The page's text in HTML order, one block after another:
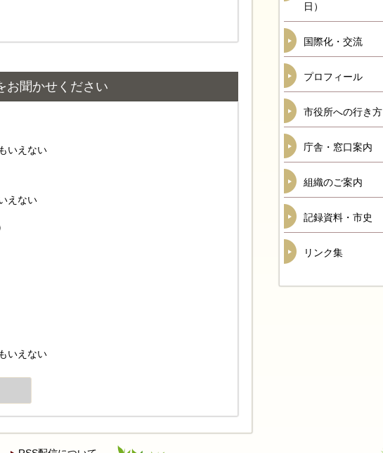
お聞かせください
いえない
えない
いえない
日）
国際化・交流
プロフィール
市役所への行き方
庁舎・窓口案内
組織のご案内
記録資料・市史
リンク集